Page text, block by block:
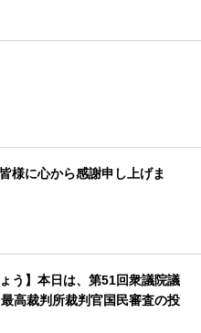
様に心から感謝申し上げま
う】本日は、第51回衆議院議
高裁判所裁判官国民審査の投